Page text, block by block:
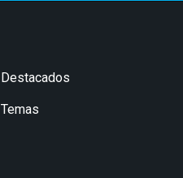
Destacados
Temas